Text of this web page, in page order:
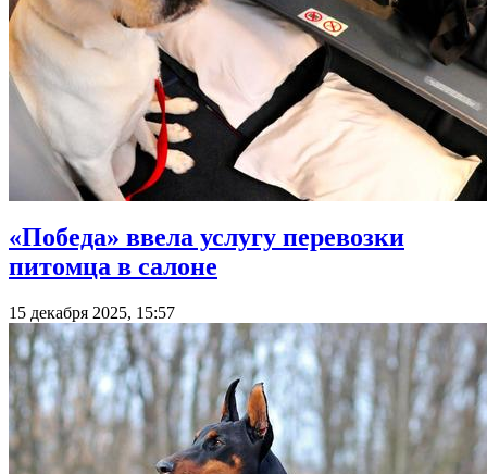
«Победа» ввела услугу перевозки
питомца в салоне
15 декабря 2025, 15:57